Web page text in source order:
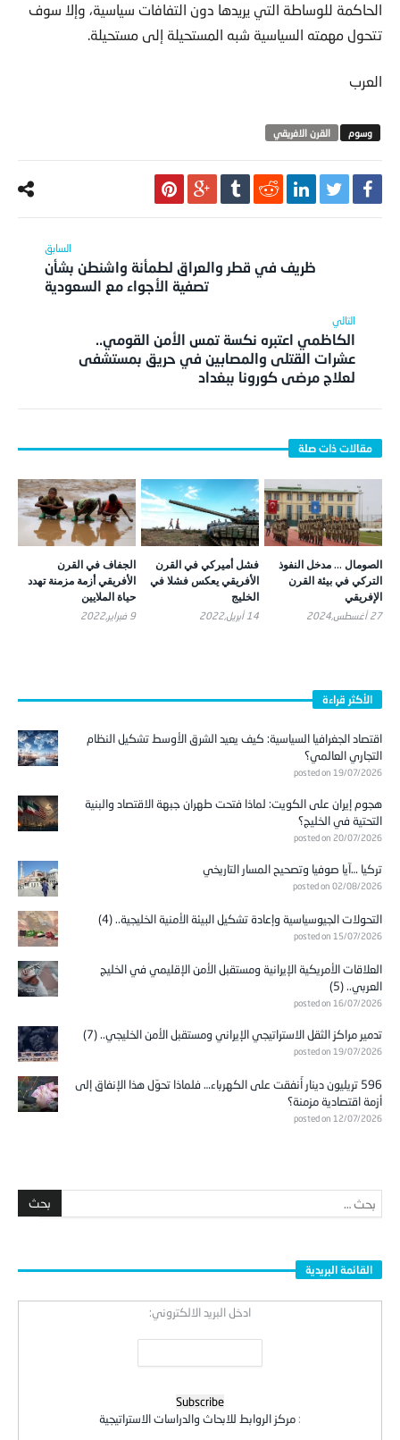
الحاكمة للوساطة التي يريدها دون التفافات سياسية، وإلا سوف
تتحول مهمته السياسية شبه المستحيلة إلى مستحيلة.
العرب
القرن الافريقي
ظريف في قطر والعراق لطمأنة واشنطن بشأن
تصفية الأجواء مع السعودية
الكاظمي اعتبره نكسة تمس الأمن القومي..
عشرات القتلى والمصابين في حريق بمستشفى
لعلاج مرضى كورونا ببغداد
الصومال … مدخل النفوذ
التركي في بيئة القرن
الإفريقي
27 أغسطس,2024
فشل أميركي في القرن
الأفريقي يعكس فشلا في
الخليج
14 أبريل,2022
الجفاف في القرن
الأفريقي أزمة مزمنة تهدد
حياة الملايين
9 فبراير,2022
الأكثر قراءة
اقتصاد الجغرافيا السياسية: كيف يعيد الشرق الأوسط تشكيل النظام
التجاري العالمي؟
posted on 19/07/2026
هجوم إيران على الكويت: لماذا فتحت طهران جبهة الاقتصاد والبنية
التحتية في الخليج؟
posted on 20/07/2026
تركيا …آيا صوفيا وتصحيح المسار التاريخي
posted on 02/08/2026
التحولات الجيوسياسية وإعادة تشكيل البيئة الأمنية الخليجية.. (4)
posted on 15/07/2026
العلاقات الأمريكية الإيرانية ومستقبل الأمن الإقليمي في الخليج
العربي.. (5)
posted on 16/07/2026
تدمير مراكز الثقل الاستراتيجي الإيراني ومستقبل الأمن الخليجي.. (7)
posted on 19/07/2026
596 تريليون دينار أُنفقت على الكهرباء… فلماذا تحوّل هذا الإنفاق إلى
أزمة اقتصادية مزمنة؟
posted on 12/07/2026
القائمة البريدية
ادخل البريد الالكتروني:
: مركز الروابط للابحاث والدراسات الاستراتيجية